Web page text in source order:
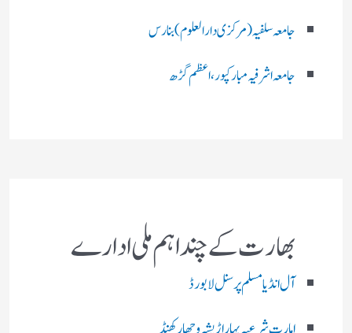
جامعہ سلفیہ(مرکزی دارالعلوم )بنارس
جامعہ اشرفیہ مبارکپور،اعظم گڑھ
بھارت کے چند اہم ملی ادارے
آل انڈیا مسلم پرسنل لا بورڈ